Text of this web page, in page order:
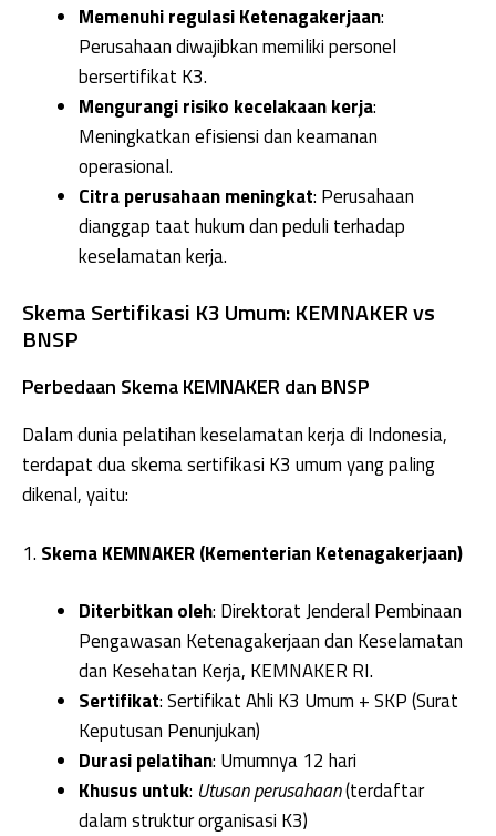
Memenuhi regulasi Ketenagakerjaan:
Perusahaan diwajibkan memiliki personel
bersertifikat K3.
Mengurangi risiko kecelakaan kerja:
Meningkatkan efisiensi dan keamanan
operasional.
Citra perusahaan meningkat: Perusahaan
dianggap taat hukum dan peduli terhadap
keselamatan kerja.
Skema Sertifikasi K3 Umum: KEMNAKER vs
BNSP
Perbedaan Skema KEMNAKER dan BNSP
Dalam dunia pelatihan keselamatan kerja di Indonesia,
terdapat dua skema sertifikasi K3 umum yang paling
dikenal, yaitu:
1. Skema KEMNAKER (Kementerian Ketenagakerjaan)
Diterbitkan oleh: Direktorat Jenderal Pembinaan
Pengawasan Ketenagakerjaan dan Keselamatan
dan Kesehatan Kerja, KEMNAKER RI.
Sertifikat: Sertifikat Ahli K3 Umum + SKP (Surat
Keputusan Penunjukan)
Durasi pelatihan: Umumnya 12 hari
Khusus untuk: Utusan perusahaan(terdaftar
dalam struktur organisasi K3)